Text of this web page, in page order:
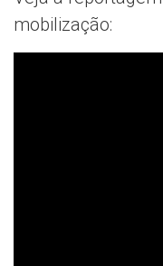
mobilização: